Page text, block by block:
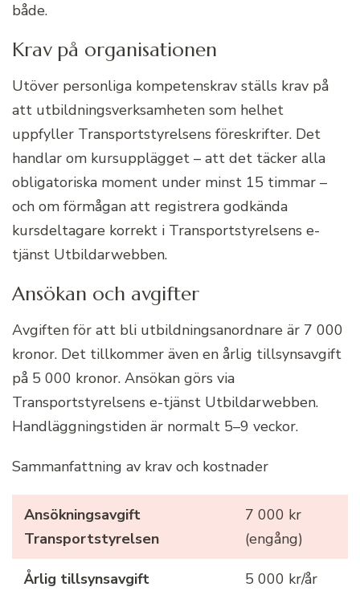
både.
Krav på organisationen
Utöver personliga kompetenskrav ställs krav på
att utbildningsverksamheten som helhet
uppfyller Transportstyrelsens föreskrifter. Det
handlar om kursupplägget – att det täcker alla
obligatoriska moment under minst 15 timmar –
och om förmågan att registrera godkända
kursdeltagare korrekt i Transportstyrelsens e-
tjänst Utbildarwebben.
Ansökan och avgifter
Avgiften för att bli utbildningsanordnare är 7 000
kronor. Det tillkommer även en årlig tillsynsavgift
på 5 000 kronor. Ansökan görs via
Transportstyrelsens e-tjänst Utbildarwebben.
Handläggningstiden är normalt 5–9 veckor.
Sammanfattning av krav och kostnader
Ansökningsavgift
Transportstyrelsen
7 000 kr
(engång)
Årlig tillsynsavgift 5 000 kr/år